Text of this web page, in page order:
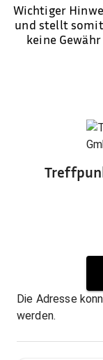
Wichtiger
und stellt
keine
Die Adresse
werden.